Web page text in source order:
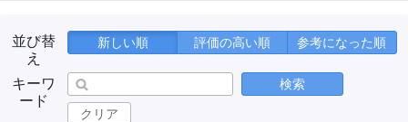
並び替
え
新しい順 評価の高い順 参考になった順
キーワ
ード
検索
クリア